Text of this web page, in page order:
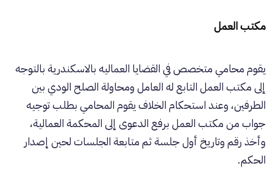
مكتب العمل
يقوم محامي متخصص في القضايا العماليه بالاسكندرية بالتوجه
إلى مكتب العمل التابع له العامل ومحاولة الصلح الودي بين
الطرفين، وعند استحكام الخلاف يقوم المحامي بطلب توجيه
جواب من مكتب العمل برفع الدعوى إلى المحكمة العمالية،
وأخذ رقم وتاريخ أول جلسة ثم متابعة الجلسات لحين إصدار
الحكم.